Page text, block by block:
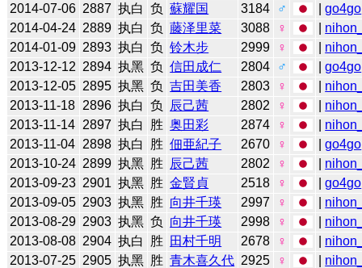
2014-07-06 2887 执白 负 蘇耀国 3184 ♂ |go4go
2014-04-24 2889 执白 负 藤泽里菜 3088 ♀
2014-01-09 2893 执白 负 铃木步 2999 ♀
2013-12-12 2894 执黑 负 信田成仁 2804 ♂ |go4go
2013-12-05 2895 执黑 负 吉田美香 2803 ♀
2013-11-18 2896 执白 负 辰己茜 2802 ♀
2013-11-14 2897 执白 胜 奥田彩 2874 ♀
2013-11-04 2898 执白 胜 佃亜紀子 2670 ♀ |go4go
2013-10-24 2899 执黑 胜 辰己茜 2802 ♀
2013-09-23 2901 执黑 胜 金賢貞 2518 ♀ |go4go
2013-09-05 2903 执黑 胜 向井千瑛 2997 ♀
2013-08-29 2903 执黑 负 向井千瑛 2998 ♀
2013-08-08 2904 执白 胜 田村千明 2678 ♀
2013-07-25 2905 执黑 胜 青木喜久代 2925 ♀